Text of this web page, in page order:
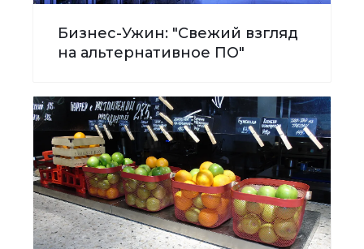
Бизнес-Ужин: "Свежий взгляд
на альтернативное ПО"